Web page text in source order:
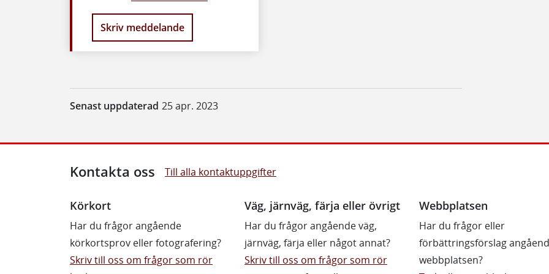
Skriv meddelande
Senast uppdaterad 25 apr. 2023
Kontakta oss Till alla kontaktuppgifter
Körkort
Har du frågor angående
körkortsprov eller fotografering?
Skriv till oss om frågor som rör
Väg, järnväg, färja eller övrigt
Har du frågor angående väg,
järnväg, färja eller något annat?
Skriv till oss om frågor som rör
Webbplatsen
Har du frågor eller
förbättringsförslag
webbplatsen?